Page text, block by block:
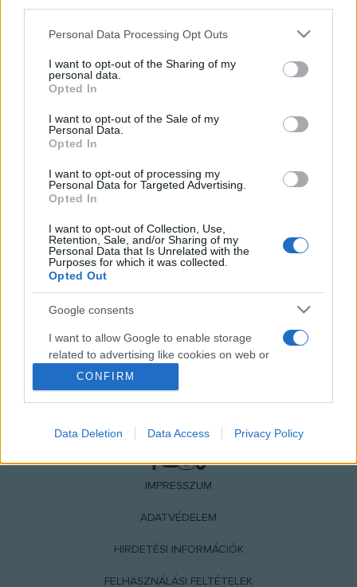
Please note that this website/app uses one or more Google
not limited to your visit or usage behaviour. You may click to
grant or deny consent to Google and its third-party tags to
use your data for below specified purposes in below Google
consent section.
Personal Data Processing Opt Outs
I want to opt-out of the Sharing of my
personal data.
Opted In
I want to opt-out of the Sale of my
Personal Data.
Opted In
I want to opt-out of processing my
Personal Data for Targeted Advertising.
Opted In
I want to opt-out of Collection, Use,
Retention, Sale, and/or Sharing of my
Personal Data that Is Unrelated with the
Purposes for which it was collected.
Opted Out
Google consents
I want to allow Google to enable storage
related to advertising like cookies on web or
device identifiers in apps.
I want to allow my user data to be sent to
personalized advertising.
related to analytics like cookies on web or
CONFIRM
Data Deletion Data Access Privacy Policy
elektromossággal kapcsolatos fejtegetéseit tartalmazta.
NÉPI
IMPRESSZUM
ADATVÉDELEM
HIRDETÉSI INFORMÁCIÓK
FELHASZNÁLÁSI FELTÉTELEK